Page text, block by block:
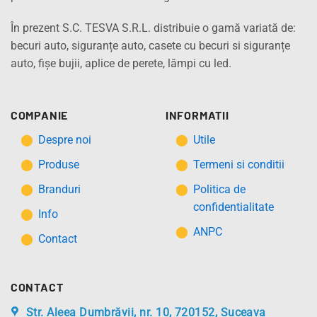
În prezent S.C. TESVA S.R.L. distribuie o gamă variată de:
becuri auto, siguranțe auto, casete cu becuri si siguranțe
auto, fișe bujii, aplice de perete, lămpi cu led.
COMPANIE
Despre noi
Produse
Branduri
Info
Contact
INFORMATII
Utile
Termeni si conditii
Politica de
confidentialitate
ANPC
CONTACT
Str. Aleea Dumbrăvii, nr. 10, 720152, Suceava